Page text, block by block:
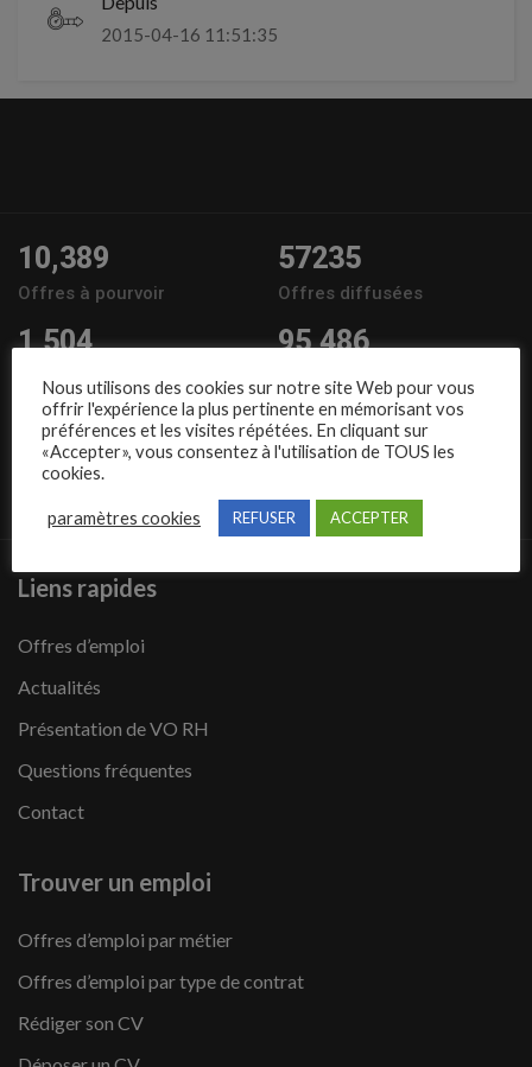
2015-04-16 11:51:35
10,389
Offres à pourvoir
57235
Offres diffusées
1,504
Entreprises
95,486
Candidats
Nous suivre
Liens rapides
Offres d’emploi
Actualités
Présentation de VO RH
Questions fréquentes
Contact
Trouver un emploi
Offres d’emploi par métier
Offres d’emploi par type de contrat
Rédiger son CV
Nous utilisons des cookies sur notre site Web pour vous
offrir l'expérience la plus pertinente en mémorisant vos
préférences et les visites répétées. En cliquant sur
«Accepter», vous consentez à l'utilisation de TOUS les
cookies.
paramètres cookies REFUSER ACCEPTER